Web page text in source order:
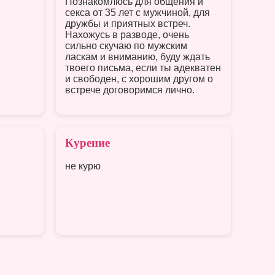
секса от 35 лет с мужчиной, для
дружбы и приятных встреч.
Нахожусь в разводе, очень
сильно скучаю по мужским
ласкам и вниманию, буду ждать
твоего письма, если ты адекватен
и свободен, с хорошим другом о
встрече договоримся лично.
Курение
не курю